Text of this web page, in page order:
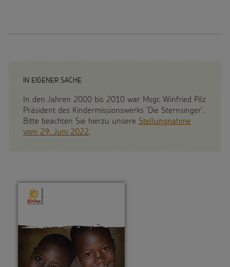
IN EIGENER SACHE
In den Jahren 2000 bis 2010 war Msgr. Winfried Pilz
Präsident des Kindermissionswerks 'Die Sternsinger'.
Bitte beachten Sie hierzu unsere Stellungnahme
vom 29. Juni 2022.